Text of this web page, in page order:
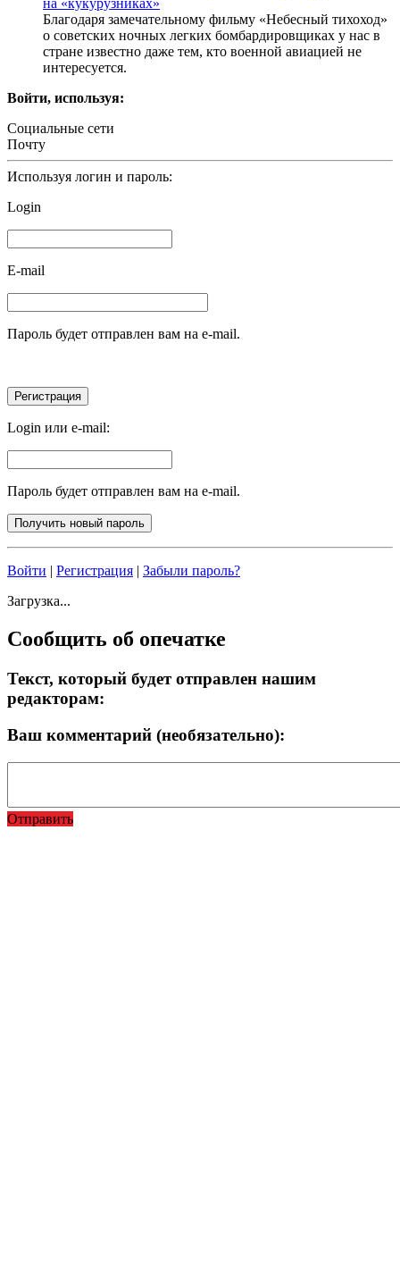
на «кукурузниках»
Благодаря замечательному фильму «Небесный тихоход»
о советских ночных легких бомбардировщиках у нас в
стране известно даже тем, кто военной авиацией не
интересуется.
Войти, используя:
Социальные сети
Почту
Используя логин и пароль:
Login
E-mail
Пароль будет отправлен вам на e-mail.
Login или e-mail:
Пароль будет отправлен вам на e-mail.
Войти Регистрация
Забыли пароль?
Загрузка...
Сообщить об опечатке
Текст, который будет отправлен нашим
редакторам:
Ваш комментарий (необязательно):
Отправить